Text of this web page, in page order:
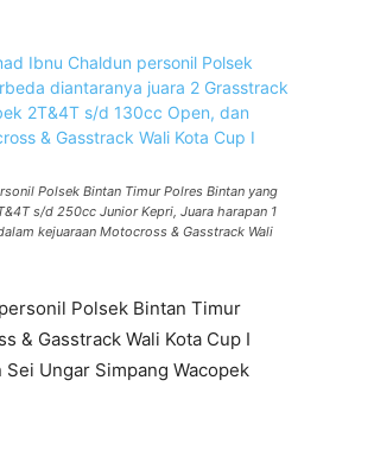
Polsek Bintan Timur Polres Bintan yang
s/d 250cc Junior Kepri, Juara harapan 1
kejuaraan Motocross & Gasstrack Wali
Polsek Bintan Timur
& Gasstrack Wali Kota Cup I
Ungar Simpang Wacopek